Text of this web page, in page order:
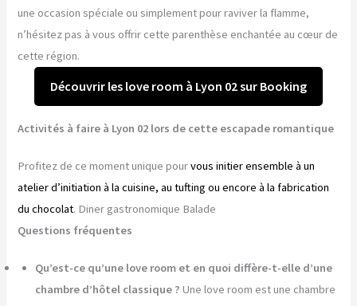
une occasion spéciale ou simplement pour raviver la flamme,
n’hésitez pas à vous offrir cette parenthèse enchantée au cœur de
cette région.
Découvrir les love room à Lyon 02 sur Booking
Activités à faire à Lyon 02 lors de cette escapade romantique
Profitez de ce moment unique pourvous initier ensemble à un
atelier d’initiation à la cuisine, au tufting ou encore à la fabrication
du chocolat. Diner gastronomique Balade
Questions fréquentes
Qu’est-ce qu’une love room et en quoi diffère-t-elle d’une
chambre d’hôtel classique ? Une love room est une chambre